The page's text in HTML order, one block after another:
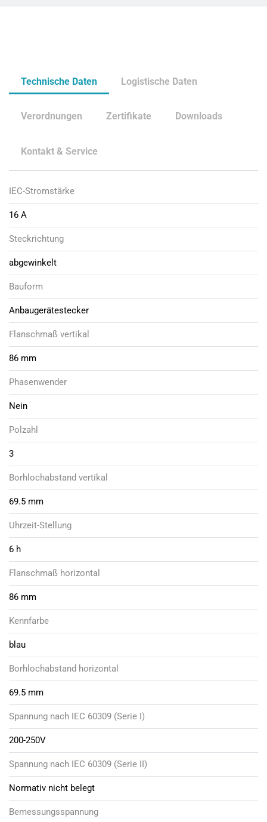
Technische Daten Logistische Daten
Verordnungen Zertifikate Downloads
Kontakt & Service
IEC-Stromstärke
16 A
Steckrichtung
abgewinkelt
Bauform
Anbaugerätestecker
Flanschmaß vertikal
86 mm
Phasenwender
Nein
Polzahl
3
Borhlochabstand vertikal
69.5 mm
Uhrzeit-Stellung
6 h
Flanschmaß horizontal
86 mm
Kennfarbe
blau
Borhlochabstand horizontal
69.5 mm
Spannung nach IEC 60309 (Serie I)
200-250V
Spannung nach IEC 60309 (Serie II)
Normativ nicht belegt
Bemessungsspannung